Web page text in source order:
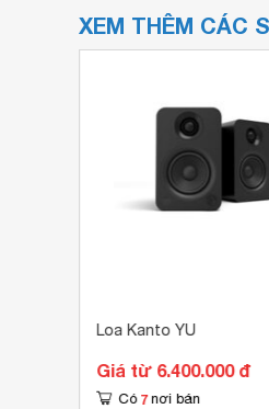
XEM THÊM CÁC
Loa Kanto YU
Giá từ 6.400.000 đ
Có 7 nơi bán